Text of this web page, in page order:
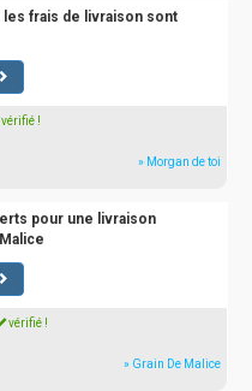
les frais de livraison sont
vérifié !
» Morgan de toi
pour une livraison
vérifié !
» Grain De Malice